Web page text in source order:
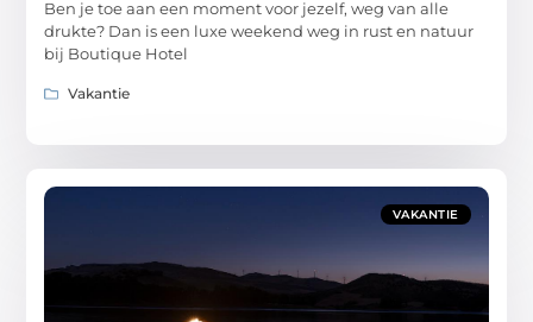
Ben je toe aan een moment voor jezelf, weg van alle
drukte? Dan is een luxe weekend weg in rust en natuur
bij Boutique Hotel
Vakantie
VAKANTIE